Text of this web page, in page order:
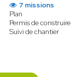
7 missions
Plan
Permis de construire
Suivi de chantier